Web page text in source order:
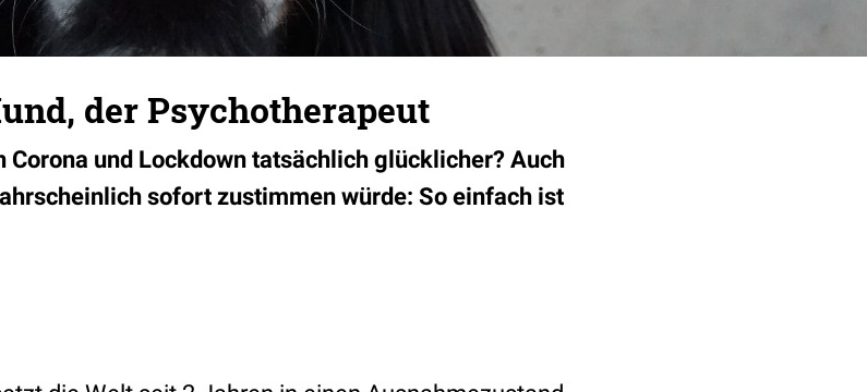
der Psychotherapeut
Corona und Lockdown tatsächlich glücklicher? Auch
sofort zustimmen würde: So einfach ist